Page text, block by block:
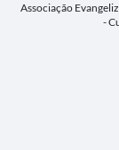
Associação
-